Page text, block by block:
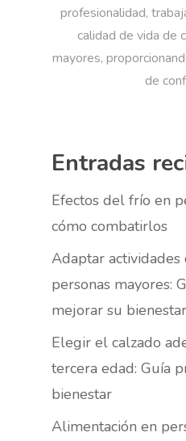
profesionalidad,
calidad de vida de
mayores,
de
Entradas
Efectos del frío en
cómo combatirlos
Adaptar actividades
personas mayores:
mejorar su bienestar
Elegir el calzado
tercera edad: Guía
bienestar
Alimentación en